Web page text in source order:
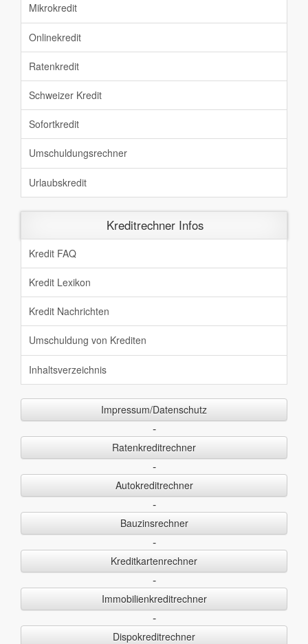
Mikrokredit
Onlinekredit
Ratenkredit
Schweizer Kredit
Sofortkredit
Umschuldungsrechner
Urlaubskredit
Kreditrechner Infos
Kredit FAQ
Kredit Lexikon
Kredit Nachrichten
Umschuldung von Krediten
Inhaltsverzeichnis
Impressum/Datenschutz
-
Ratenkreditrechner
-
Autokreditrechner
-
Bauzinsrechner
-
Kreditkartenrechner
-
Immobilienkreditrechner
-
Dispokreditrechner